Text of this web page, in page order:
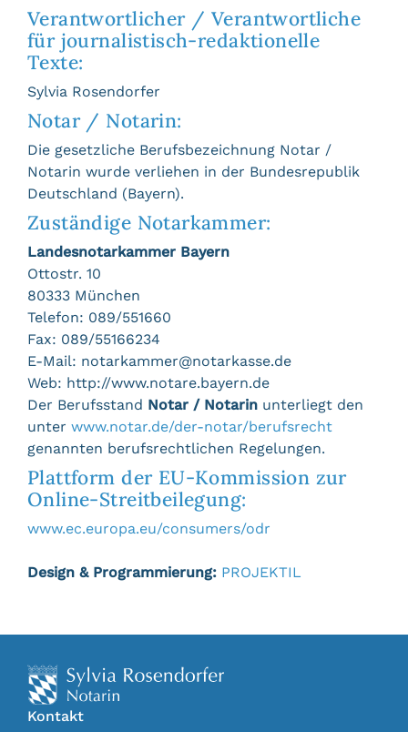
Verantwortlicher / Verantwortliche
für journalistisch-redaktionelle
Texte:
Sylvia Rosendorfer
Notar / Notarin:
Die gesetzliche Berufsbezeichnung Notar /
Notarin wurde verliehen in der Bundesrepublik
Deutschland (Bayern).
Zuständige Notarkammer:
Landesnotarkammer Bayern
Ottostr. 10
80333 München
Telefon: 089/551660
Fax: 089/55166234
E-Mail: notarkammer@notarkasse.de
Web: http://www.notare.bayern.de
Der Berufsstand Notar / Notarin unterliegt den
unter www.notar.de/der-notar/berufsrecht
genannten berufsrechtlichen Regelungen.
Plattform der EU-Kommission zur
Online-Streitbeilegung:
www.ec.europa.eu/consumers/odr
Design & Programmierung: PROJEKTIL
Kontakt